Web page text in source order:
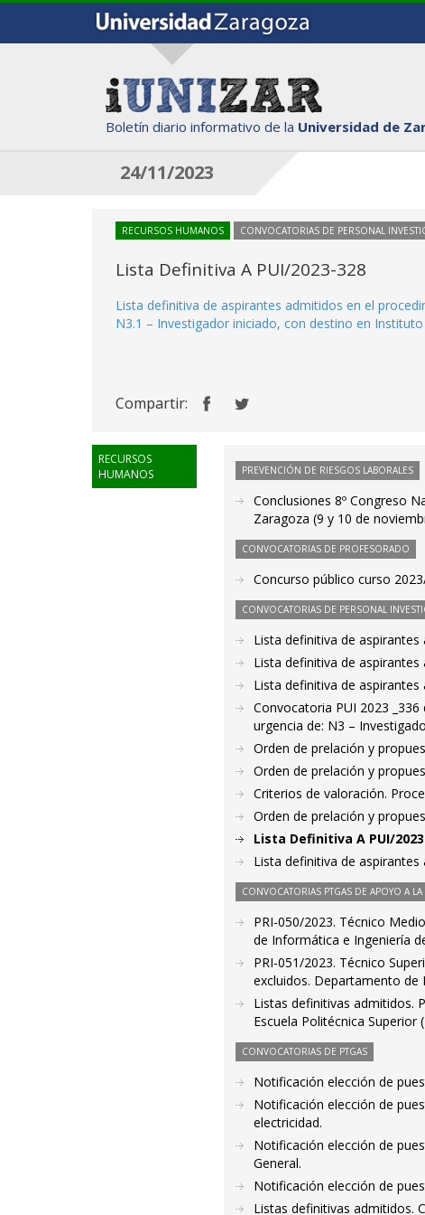
Boletín diario informativo de la Universidad de
24/11/2023
RECURSOS HUMANOS CONVOCATORIAS DE PERSONAL
Lista Definitiva A PUI/2023-328
Lista definitiva de aspirantes admitidos en el
N3.1 – Investigador iniciado, con destino en
Compartir:
RECURSOS
HUMANOS
PREVENCIÓN DE RIESGOS LABORALES
Conclusiones 8º Congreso
Zaragoza (9 y 10 de
CONVOCATORIAS DE PROFESORADO
Concurso público curso
CONVOCATORIAS DE PERSONAL
Lista definitiva de
Lista definitiva de
Lista definitiva de
Convocatoria PUI 2023
urgencia de: N3 –
Orden de prelación y
Orden de prelación y
Criterios de valoración.
Orden de prelación y
Lista Definitiva A PUI/
Lista definitiva de
CONVOCATORIAS PTGAS DE APOYO A
PRI-050/2023. Técnico
de Informática e Ingeniería
PRI-051/2023. Técnico
excluidos. Departamento de
Listas definitivas admitidos.
Escuela Politécnica Superior
CONVOCATORIAS DE PTGAS
Notificación elección de
Notificación elección de
electricidad.
Notificación elección de
General.
Notificación elección de
Listas definitivas admitidos.